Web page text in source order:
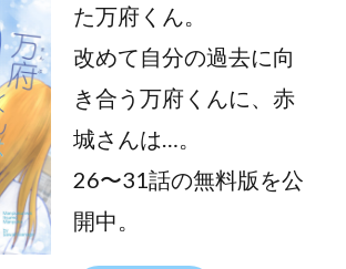
た万府くん。
改めて自分の過去に向
き合う万府くんに、赤
城さんは…。
26〜31話の無料版を公
開中。